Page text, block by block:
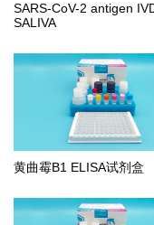
SARS-CoV-2 antigen
SALIVA
黄曲霉B1 ELISA试剂盒